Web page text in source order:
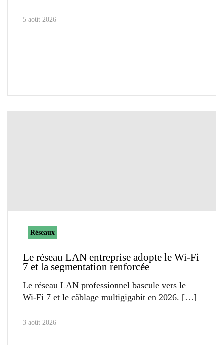
5 août 2026
Réseaux
Le réseau LAN entreprise adopte le Wi-Fi
7 et la segmentation renforcée
Le réseau LAN professionnel bascule vers le
Wi-Fi 7 et le câblage multigigabit en 2026.
3 août 2026